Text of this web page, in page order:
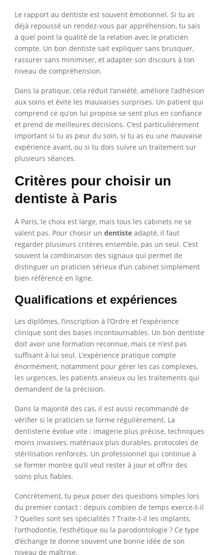
Le rapport au dentiste est souvent émotionnel. Si tu as
déjà repoussé un rendez-vous par appréhension, tu sais
à quel point la qualité de la relation avec le praticien
compte. Un bon dentiste sait expliquer sans brusquer,
rassurer sans minimiser, et adapter son discours à ton
niveau de compréhension.
Dans la pratique, cela réduit l’anxiété, améliore l’adhésion
aux soins et évite les mauvaises surprises. Un patient qui
comprend ce qu’on lui propose se sent plus en confiance
et prend de meilleures décisions. C’est particulièrement
important si tu as peur du soin, si tu as eu une mauvaise
expérience avant, ou si tu dois suivre un traitement sur
plusieurs séances.
Critères pour choisir un
dentiste à Paris
À Paris, le choix est large, mais tous les cabinets ne se
valent pas. Pour choisir un dentiste adapté, il faut
regarder plusieurs critères ensemble, pas un seul. C’est
souvent la combinaison des signaux qui permet de
distinguer un praticien sérieux d’un cabinet simplement
bien référencé en ligne.
Qualifications et expériences
Les diplômes, l’inscription à l’Ordre et l’expérience
clinique sont des bases incontournables. Un bon dentiste
doit avoir une formation reconnue, mais ce n’est pas
suffisant à lui seul. L’expérience pratique compte
énormément, notamment pour gérer les cas complexes,
les urgences, les patients anxieux ou les traitements qui
demandent de la précision.
Dans la majorité des cas, il est aussi recommandé de
vérifier si le praticien se forme régulièrement. La
dentisterie évolue vite : imagerie plus précise, techniques
moins invasives, matériaux plus durables, protocoles de
stérilisation renforcés. Un professionnel qui continue à
se former montre qu’il veut rester à jour et offrir des
soins plus fiables.
Concrètement, tu peux poser des questions simples lors
du premier contact : depuis combien de temps exerce-t-il
? Quelles sont ses spécialités ? Traite-t-il les implants,
l’orthodontie, l’esthétique ou la parodontologie ? Ce type
d’échange te donne souvent une bonne idée de son
niveau de maîtrise.